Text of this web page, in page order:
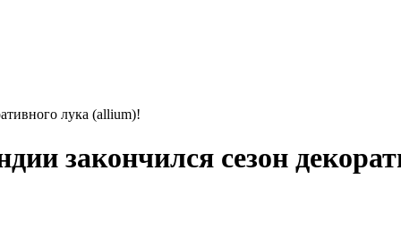
лука (allium)!
закончился сезон